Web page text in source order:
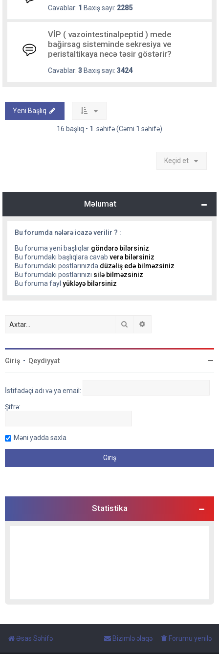
Cavablar: 1 Baxış sayı: 2285
VİP ( vazointestinalpeptid ) mede
bağirsag sisteminde sekresiya ve
peristaltikaya necə təsir göstərir?
Cavablar: 3 Baxış sayı: 3424
Yeni Başlıq
16 başlıq • 1 . səhifə (Cəmi 1 səhifə)
Keçid et
Məlumat
Bu forumda nələrə icazə verilir ? :
Bu foruma yeni başlıqlar göndərə bilərsiniz
Bu forumdakı başlıqlara cavab verə bilərsiniz
Bu forumdakı postlarınızda düzəliş edə bilməzsiniz
Bu forumdakı postlarınızı silə bilməzsiniz
Bu foruma fayl yükləyə bilərsiniz
Axtar
Giriş • Qeydiyyat
İstifadəçi adı və ya email:
Şifrə:
Məni yadda saxla
Statistika
Əsas Səhifə Forumu yenilə
Bizimlə əlaqə